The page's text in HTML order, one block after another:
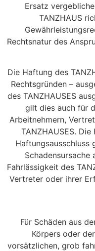
Ersatz
TANZHAUS
Rechtsnatur des
Die Haftung des
Rechtsgründen –
des TANZHAUSES
gilt dies auch für
Arbeitnehmern,
TANZHAUSES.
Haftungsausschluss
Fahrlässigkeit des
Vertreter oder ihrer
Für Schäden aus
Körpers oder
vorsätzlichen, grob